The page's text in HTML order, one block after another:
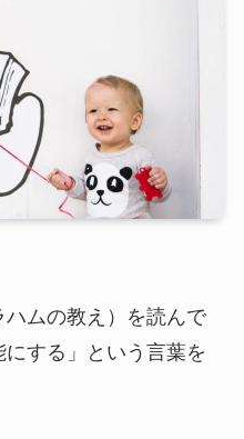
ムの教え）を読んで
する」という言葉を